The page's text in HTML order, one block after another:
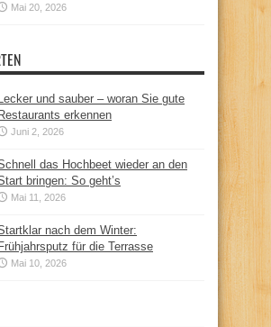
Mai 20, 2026
und sauber – woran Sie gute
erkennen
Juni 2, 2026
das Hochbeet wieder an den
bringen: So geht’s
Mai 11, 2026
nach dem Winter:
für die Terrasse
Mai 10, 2026